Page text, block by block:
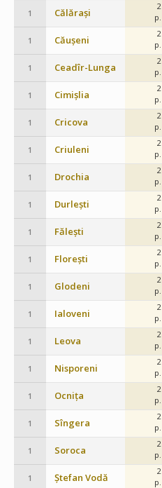
1 Călărași
2
p.
1 Căușeni
2
p.
1 Ceadîr-Lunga
2
p.
1 Cimișlia
2
p.
1 Cricova
2
p.
1 Criuleni
2
p.
1 Drochia
2
p.
1 Durlești
2
p.
1 Fălești
2
p.
1 Florești
2
p.
1 Glodeni
2
p.
1 Ialoveni
2
p.
1 Leova
2
p.
1 Nisporeni
2
p.
1 Ocnița
2
p.
1 Sîngera
2
p.
1 Soroca
2
p.
1 Ștefan Vodă
2
p.